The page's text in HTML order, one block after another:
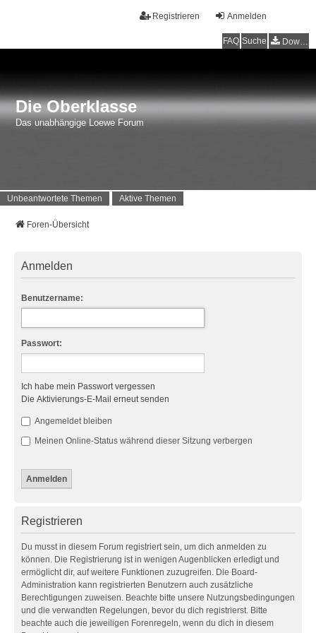
Anmelden
Registrieren
FAQ Suche Downloads
Die Oberklasse
Das unabhängige Loewe Forum
Unbeantwortete Themen Aktive Themen
Foren-Übersicht
Anmelden
Benutzername:
Passwort:
Ich habe mein Passwort vergessen
Die Aktivierungs-E-Mail erneut senden
Angemeldet bleiben
Meinen Online-Status während dieser Sitzung verbergen
Registrieren
Du musst in diesem Forum registriert sein, um dich anmelden zu
können. Die Registrierung ist in wenigen Augenblicken erledigt und
ermöglicht dir, auf weitere Funktionen zuzugreifen. Die Board-
Administration kann registrierten Benutzern auch zusätzliche
Berechtigungen zuweisen. Beachte bitte unsere Nutzungsbedingungen
und die verwandten Regelungen, bevor du dich registrierst. Bitte
beachte auch die jeweiligen Forenregeln, wenn du dich in diesem